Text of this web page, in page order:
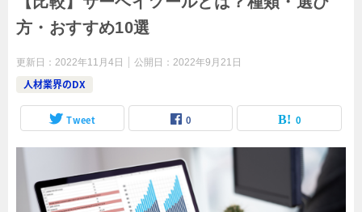
方・おすすめ10選
更新日： 2022年11月4日 公開日： 2022年9月21日
人材業界のDX
Tweet 0 0